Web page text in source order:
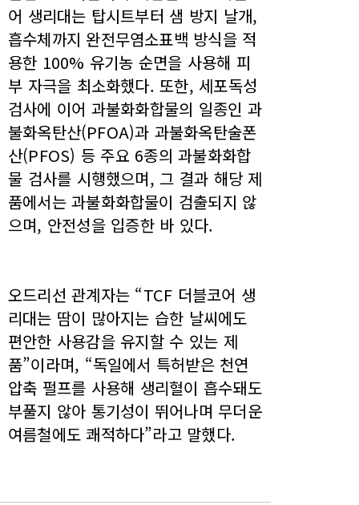
어 생리대는 탑시트부터 샘 방지 날개,
흡수체까지 완전무염소표백 방식을 적
용한 100% 유기농 순면을 사용해 피
부 자극을 최소화했다. 또한, 세포독성
검사에 이어 과불화화합물의 일종인 과
불화옥탄산(PFOA)과 과불화옥탄술폰
산(PFOS) 등 주요 6종의 과불화화합
물 검사를 시행했으며, 그 결과 해당 제
품에서는 과불화화합물이 검출되지 않
으며, 안전성을 입증한 바 있다.
오드리선 관계자는 “TCF 더블코어 생
리대는 땀이 많아지는 습한 날씨에도
편안한 사용감을 유지할 수 있는 제
품”이라며, “독일에서 특허받은 천연
압축 펄프를 사용해 생리혈이 흡수돼도
부풀지 않아 통기성이 뛰어나며 무더운
여름철에도 쾌적하다”라고 말했다.